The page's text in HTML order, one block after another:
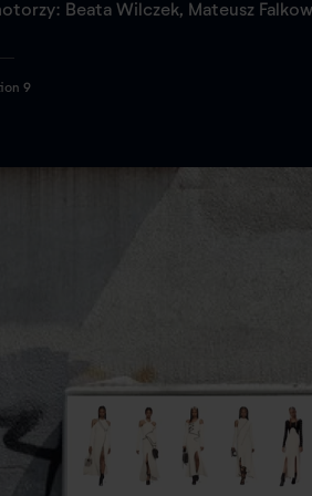
Beata Wilczek, Mateusz
9